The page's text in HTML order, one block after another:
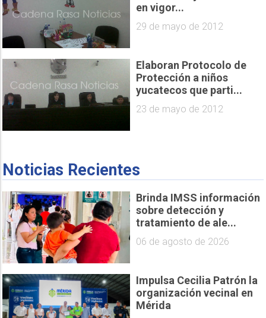
en vigor...
29 de mayo de 2012
Elaboran Protocolo de
Protección a niños
yucatecos que parti...
23 de mayo de 2012
Noticias Recientes
Brinda IMSS información
sobre detección y
tratamiento de ale...
06 de agosto de 2026
Impulsa Cecilia Patrón la
organización vecinal en
Mérida